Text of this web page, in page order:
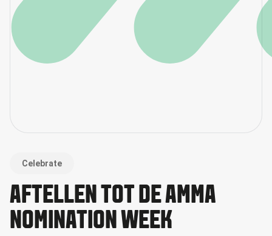
Celebrate
AFTELLEN TOT DE AMMA
NOMINATION WEEK